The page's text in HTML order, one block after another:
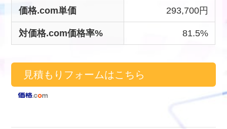
価格.com単価 293,700円
対価格.com価格率% 81.5%
見積もりフォームはこちら